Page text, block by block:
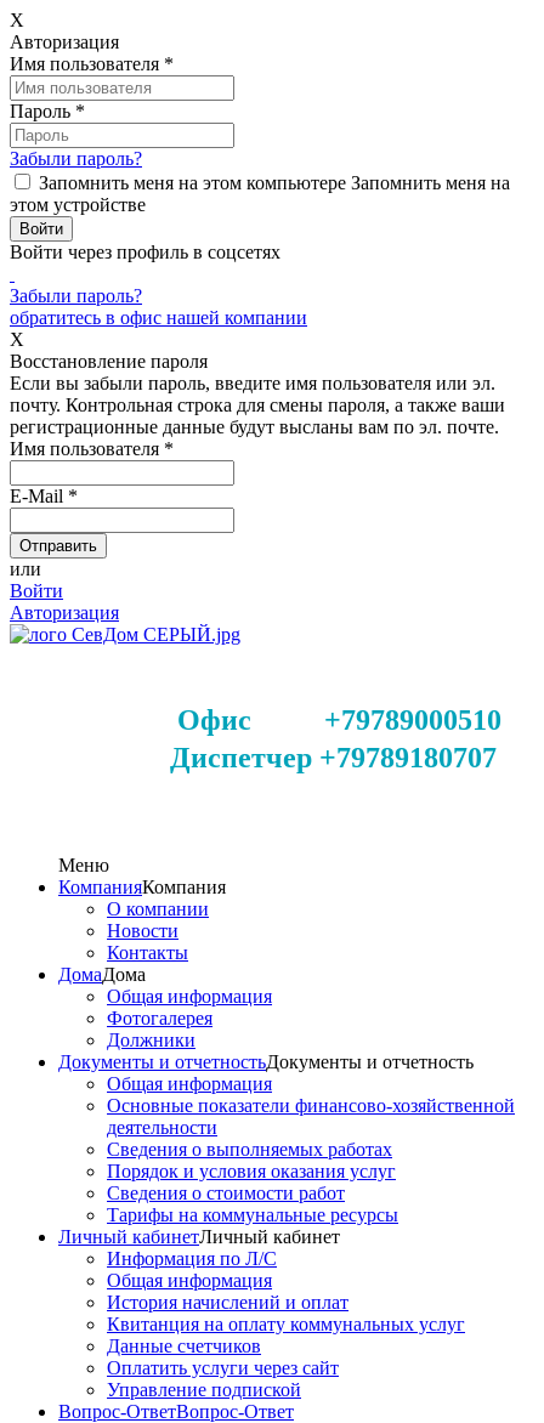
X
Авторизация
Имя пользователя *
Пароль *
Забыли пароль?
Запомнить меня на этом компьютере Запомнить меня на
этом устройстве
Войти через профиль в соцсетях
Забыли пароль?
обратитесь в офис нашей компании
X
Восстановление пароля
Если вы забыли пароль, введите имя пользователя или эл.
почту. Контрольная строка для смены пароля, а также ваши
регистрационные данные будут высланы вам по эл. почте.
Имя пользователя *
E-Mail *
или
Войти
Авторизация
Офис +79789000510
Диспетчер +79789180707
Меню
КомпанияКомпания
О компании
Новости
Контакты
ДомаДома
Общая информация
Фотогалерея
Должники
Документы и отчетностьДокументы и отчетность
Общая информация
Основные показатели финансово-хозяйственной
деятельности
Сведения о выполняемых работах
Порядок и условия оказания услуг
Сведения о стоимости работ
Тарифы на коммунальные ресурсы
Личный кабинетЛичный кабинет
Информация по Л/С
Общая информация
История начислений и оплат
Квитанция на оплату коммунальных услуг
Данные счетчиков
Оплатить услуги через сайт
Управление подпиской
Вопрос-ОтветВопрос-Ответ